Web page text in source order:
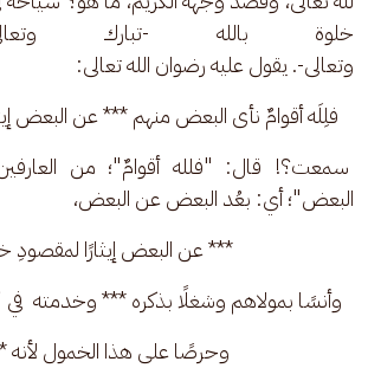
خلوة بالله -تبارك
وتعالى-. يقول عليه رضوان الله تعالى:
فلِلَه أقوامٌ نأى البعض منهم *** عن البعض
سمعت؟! قال: "فلله أقوامٌ"؛ من العارفين
البعض"؛ أي: بعُد البعض عن البعض،
*** عن البعض إيثارًا لمقصودِ
وأنسًا بمولاهم وشغلًا بذكره *** وخدمته  في
وحرصًا على هذا الخمول لأنه